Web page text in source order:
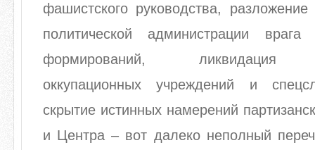
фашистского руководства,
политической администрации
формирований, ликвидация
оккупационных учреждений и
скрытие истинных намерений
и Центра – вот далеко неполный